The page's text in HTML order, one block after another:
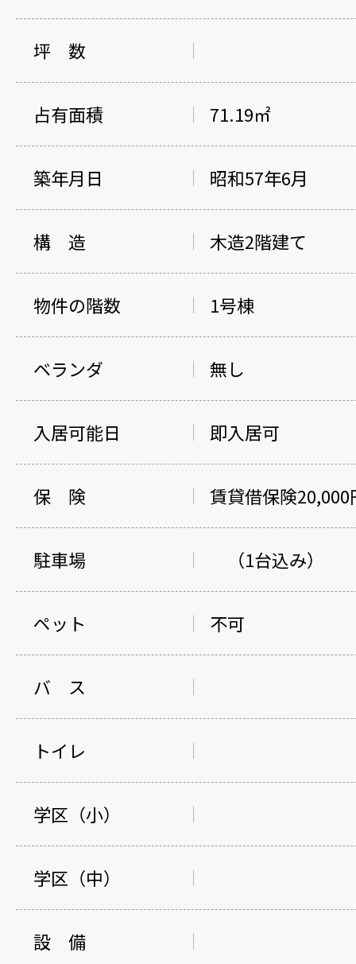
坪 数
占有面積 71.19㎡
築年月日 昭和57年6月
構 造 木造2階建て
物件の階数 1号棟
ベランダ 無し
入居可能日 即入居可
保 険 賃貸借保険
駐車場 （1台込み）
ペット 不可
バ ス
トイレ
学区（小）
学区（中）
設 備